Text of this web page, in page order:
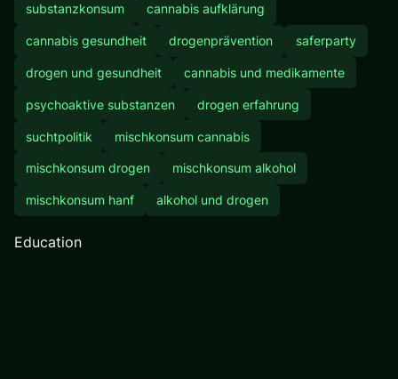
substanzkonsum cannabis aufklärung
cannabis gesundheit drogenprävention saferparty
drogen und gesundheit cannabis und medikamente
psychoaktive substanzen drogen erfahrung
suchtpolitik mischkonsum cannabis
mischkonsum drogen mischkonsum alkohol
mischkonsum hanf alkohol und drogen
Education